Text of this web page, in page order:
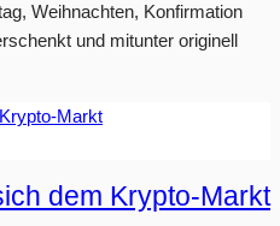
Weihnachten, Konfirmation
und mitunter originell
dem Krypto-Markt